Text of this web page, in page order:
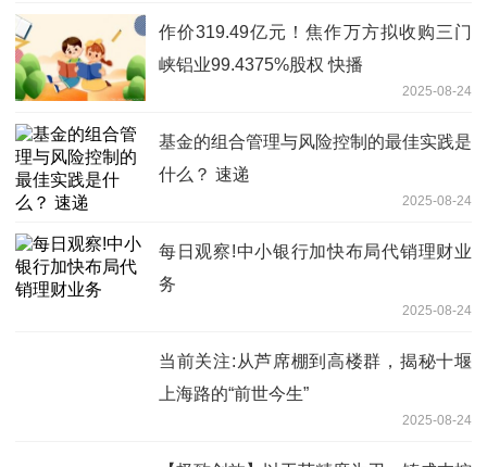
作价319.49亿元！焦作万方拟收购三门
峡铝业99.4375%股权 快播
2025-08-24
基金的组合管理与风险控制的最佳实践是
什么？ 速递
2025-08-24
每日观察!中小银行加快布局代销理财业
务
2025-08-24
当前关注:从芦席棚到高楼群，揭秘十堰
上海路的“前世今生”
2025-08-24